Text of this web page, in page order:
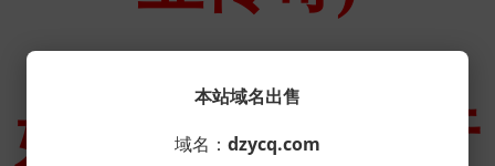
本站域名出售
域名： dzycq.com